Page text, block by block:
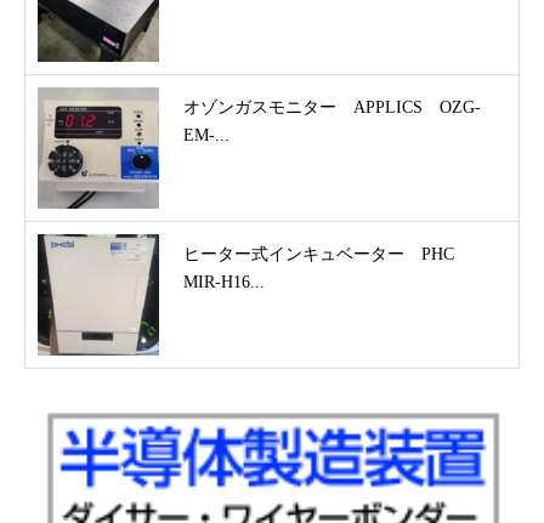
オゾンガスモニター APPLICS OZG-
EM-...
ヒーター式インキュベーター PHC
MIR-H16...